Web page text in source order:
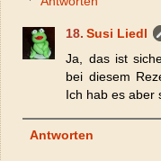
Susi Liedl
Ja, das ist
bei diesem
Ich hab es aber
Antworten